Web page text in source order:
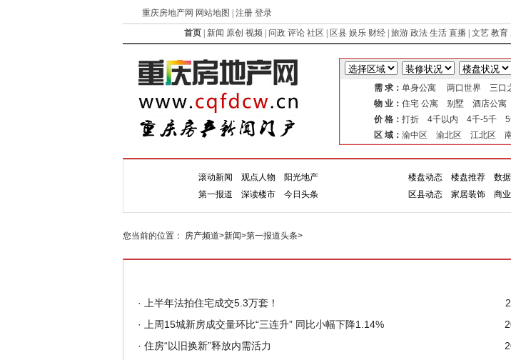
重庆房地产网 网站地图 | 注册 登录
首页
新闻 原创 视频 问政 评论 社区 区县 娱乐 财经 旅游 政法 生活 直播 文艺 教育
需 求： 单身公寓 两口世界 三
物 业： 住宅 公寓 别墅 酒店公
价 格： 打折 4千以内 4千-5千
区 域： 渝中区 渝北区 江北区
滚动新闻 观点人物
阳光地产
第一报道
深读楼市 今日头条
楼盘动态 楼盘推荐 数
区县动态
家居装饰 商
您当前的位置： 房产频道>新闻>第一报道头条>
· 上半年法拍住宅成交5.3万套！
·
上周15城新房成交量环比“三连升” 同比小幅下降1.14%
· 住房“以旧换新”释放内需活力